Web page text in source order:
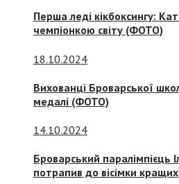
Перша леді кікбоксингу:
чемпіонкою світу (ФОТО)
18.10.2024
Вихованці Броварської
медалі (ФОТО)
14.10.2024
Броварський паралімпієць
потрапив до вісімки кращих